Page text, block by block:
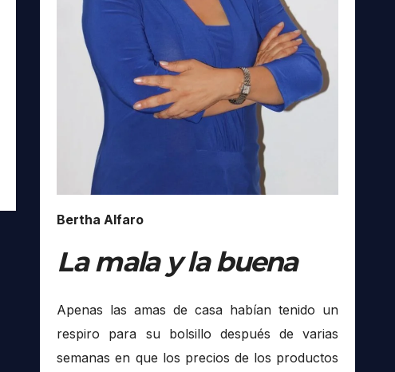
Bertha Alfaro
La mala y la buena
Apenas las amas de casa habían tenido un
respiro para su bolsillo después de varias
semanas en que los precios de los productos